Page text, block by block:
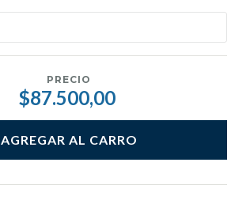
PRECIO
$87.500,00
AGREGAR AL CARRO